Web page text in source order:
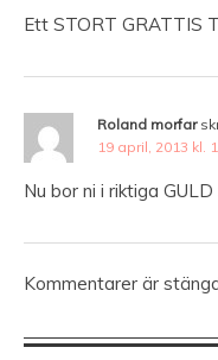
Ett STORT GRATTIS
Roland morfar
19 april, 2013 kl.
Nu bor ni i riktiga
Kommentarer är